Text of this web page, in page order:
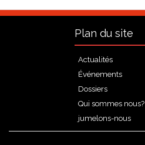
Plan du site
Actualités
Événements
Dossiers
Qui sommes nous?
jumelons-nous